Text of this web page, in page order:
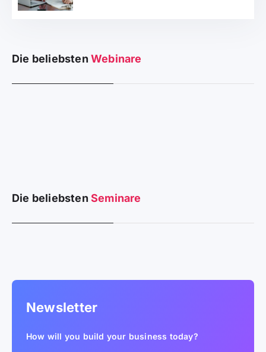
Die beliebsten Webinare
Die beliebsten Seminare
Newsletter
How will you build your business today?